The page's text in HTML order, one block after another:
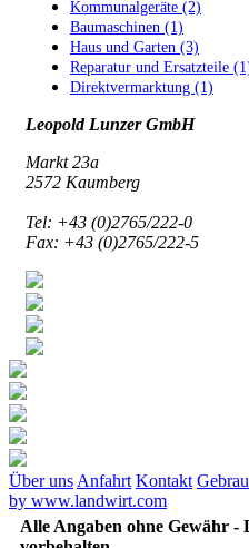
Kommunalgeräte (2)
Baumaschinen (1)
Haus und Garten (3)
Reparatur und Ersatzteile
Direktvermarktung (1)
Leopold Lunzer GmbH
Markt 23a
2572 Kaumberg
Tel: +43 (0)2765/222-0
Fax: +43 (0)2765/222-5
Über uns Anfahrt Kontakt
by www.landwirt.com
Alle Angaben ohne Gewähr -